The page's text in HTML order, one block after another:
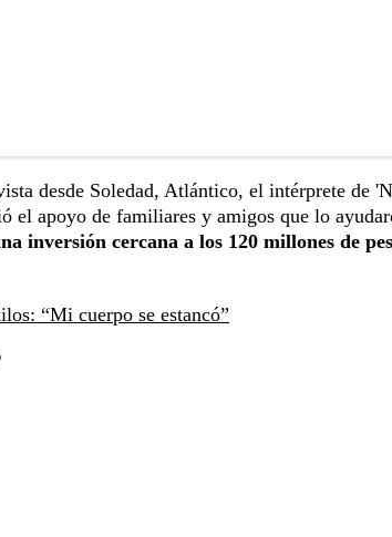
desde Soledad, Atlántico, el intérprete de
el apoyo de familiares y amigos que lo
inversión cercana a los 120 millones de
“Mi cuerpo se estancó”